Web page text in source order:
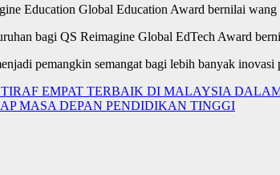
Education Global Education Award bernilai
bagi QS Reimagine Global EdTech Award
pemangkin semangat bagi lebih banyak
EMPAT TERBAIK DI MALAYSIA
MASA DEPAN PENDIDIKAN TINGGI